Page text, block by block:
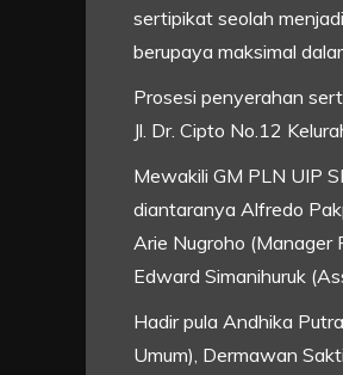
sertipikat seolah
berupaya maksimal
Prosesi penyerahan
Jl. Dr. Cipto No.12
Mewakili GM PLN UIP
diantaranya Alfredo
Arie Nugroho (Manager
Edward Simanihuruk
Hadir pula Andhika
Umum), Dermawan